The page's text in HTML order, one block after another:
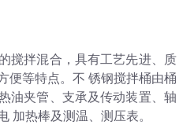
搅拌混合，具有工艺先进、质
便等特点。不 锈钢搅拌桶由桶
油夹管、支承及传动装置、轴
加热棒及测温、测压表。